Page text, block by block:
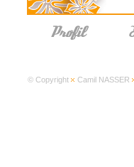
© Copyright Camil NASSER